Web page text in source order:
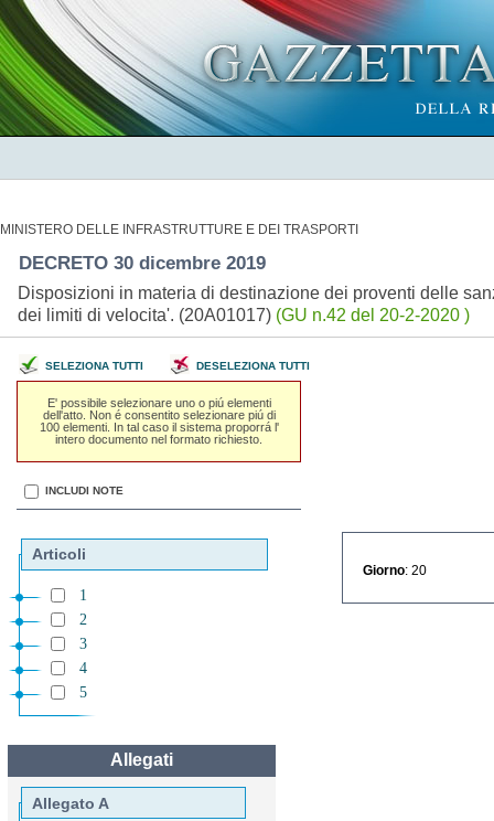
MINISTERO DELLE INFRASTRUTTURE E DEI TRASPORTI
DECRETO 30 dicembre 2019
Disposizioni in materia di destinazione dei proventi delle
dei limiti di velocita'. (20A01017) (GU n.42 del 20-2-2020 )
SELEZIONA TUTTI DESELEZIONA TUTTI
E' possibile selezionare uno o piú elementi
dell'atto. Non é consentito selezionare piú di
100 elementi. In tal caso il sistema proporrá l'
intero documento nel formato richiesto.
INCLUDI NOTE
Articoli
1
2
3
4
5
Allegati
Allegato A
Giorno : 20